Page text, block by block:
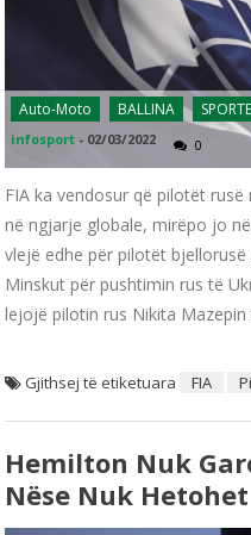
Auto-Moto BALLINA
infosport - 02/03/2022 0
FIA ka vendosur që pilotët
në ngjarje globale, mirëpo jo
vlejë edhe për pilotët
Minskut për pushtimin rus të
lejojë pilotin rus Nikita
Gjithsej të etiketuara FIA
Hemilton Nuk
Nëse Nuk